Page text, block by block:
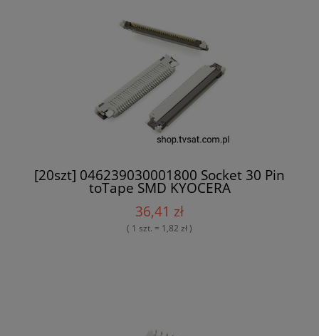
[20szt] 046239030001800 Socket 30 Pin
toTape SMD KYOCERA
36,41 zł
( 1 szt. = 1,82 zł )